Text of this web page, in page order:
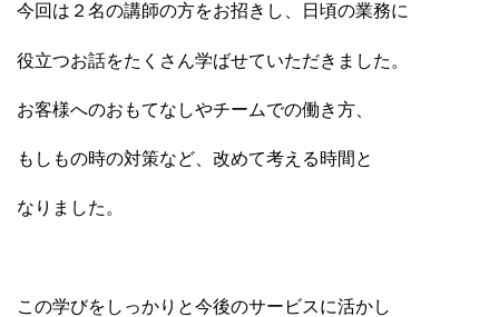
今回は２名の講師の方をお招きし、日頃の業務に
役立つお話をたくさん学ばせていただきました。
お客様へのおもてなしやチームでの働き方、
もしもの時の対策など、改めて考える時間と
なりました。
この学びをしっかりと今後のサービスに活かし